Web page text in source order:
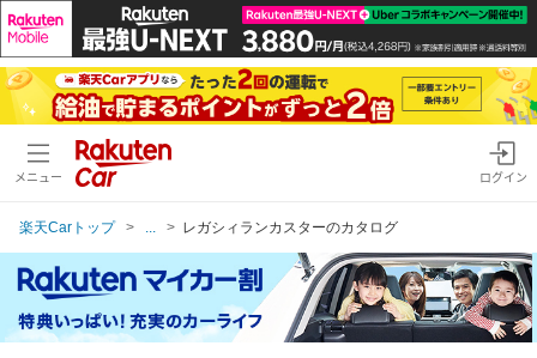
メニュー ログイン
楽天Carトップ レガシィランカスターのカタログ